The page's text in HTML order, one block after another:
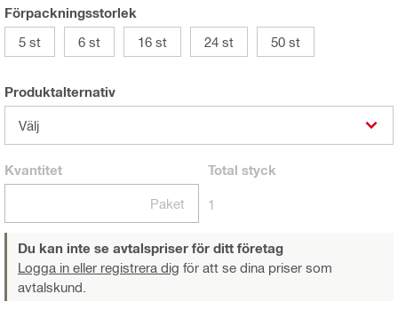
Förpackningsstorlek
5 st
6 st 16 st 24 st 50 st
Produktalternativ
Välj
Kvantitet
Paket
Total styck
1
Du kan inte se avtalspriser för ditt företag
Logga in eller registrera dig för att se dina priser som
avtalskund.